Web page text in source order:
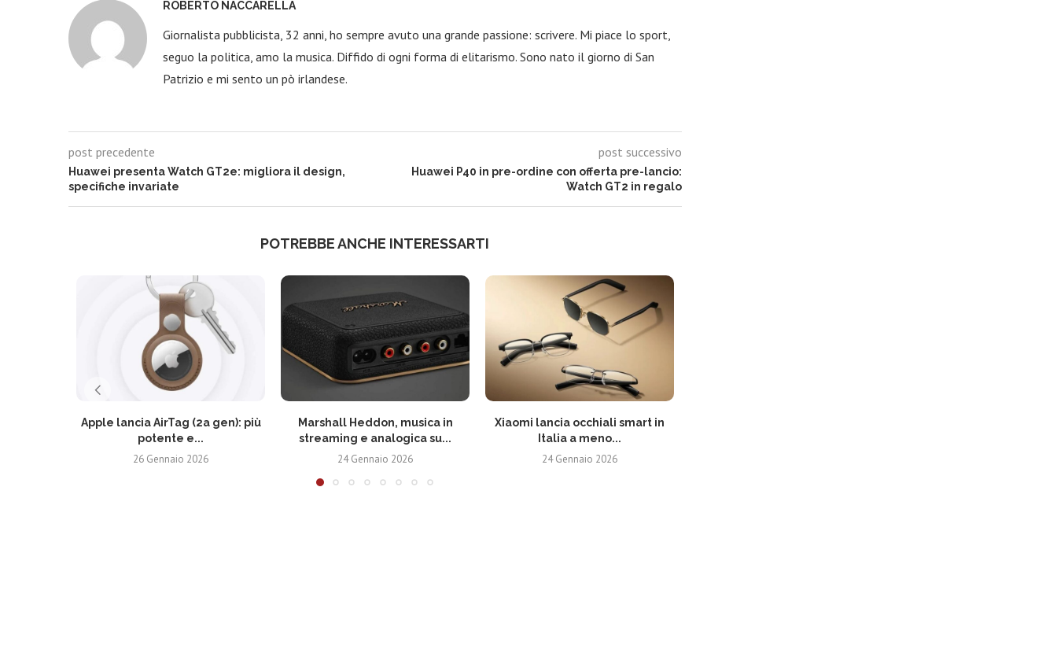
ROBERTO NACCARELLA
Giornalista pubblicista, 32 anni, ho sempre avuto una grande passione: scrivere. Mi piace lo sport,
seguo la politica, amo la musica. Diffido di ogni forma di elitarismo. Sono nato il giorno di San
Patrizio e mi sento un pò irlandese.
post precedente
Huawei presenta Watch GT2e: migliora il design,
specifiche invariate
post successivo
Huawei P40 in pre-ordine con offerta pre-lancio:
Watch GT2 in regalo
POTREBBE ANCHE INTERESSARTI
Apple lancia AirTag (2a gen): più
potente e...
26 Gennaio 2026
Marshall Heddon, musica in
streaming e analogica su...
24 Gennaio 2026
Xiaomi lancia occhiali smart in
Italia a meno...
24 Gennaio 2026